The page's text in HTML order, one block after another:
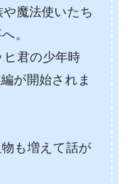
魔法使いたち
。
君の少年時
が開始されま
も増えて話が